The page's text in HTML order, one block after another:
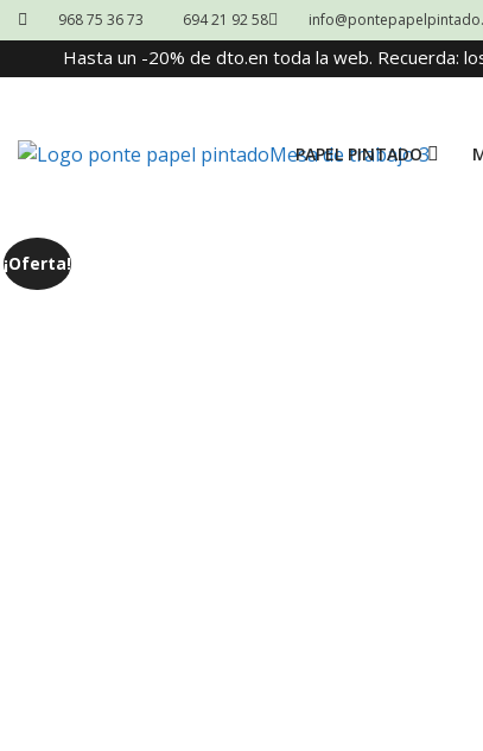
968 75 36 73 694 21 92 58
Hasta un -20% de dto.en toda la web. Recuerda:
PAPEL PINTADO
¡Oferta!